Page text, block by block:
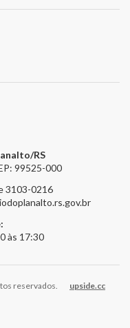
RS
99525-000
3103-0216
às 17:30
reservados. upside.cc